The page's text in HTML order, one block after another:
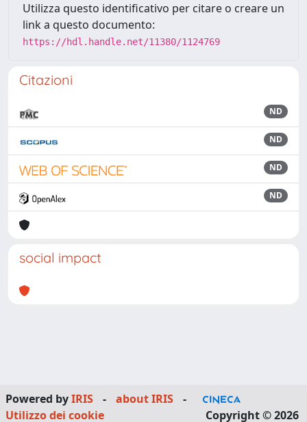
Utilizza questo identificativo per citare o creare un
link a questo documento:
https://hdl.handle.net/11380/1124769
Citazioni
ND
ND
ND
ND
social impact
Powered byIRIS - about IRIS
-
Utilizzo dei cookie
Copyright © 2026